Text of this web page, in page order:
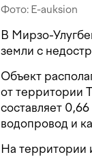
Фото: E-auksion
В Мирзо-
земли с
Объект
от территории
составляет
водопровод и
На территории